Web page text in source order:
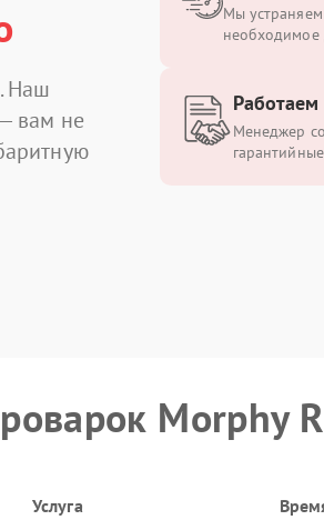
Наш
вам не
Мы устраняем
необходимое
Менеджер
Morphy
Услуга